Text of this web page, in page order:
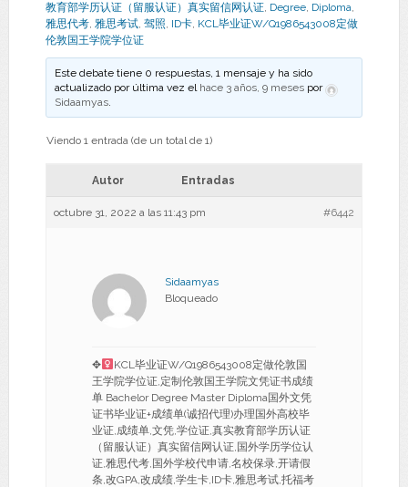
教育部学历认证（留服认证）真实留信网认证, Degree, Diploma,
雅思代考, 雅思考试, 驾照, ID卡, KCL毕业证W/Q1986543008定做
伦敦国王学院学位证
Este debate tiene 0 respuestas, 1 mensaje y ha sido
actualizado por última vez el hace 3 años, 9 meses por
Sidaamyas.
Viendo 1 entrada (de un total de 1)
Autor Entradas
octubre 31, 2022 a las 11:43 pm #6442
Sidaamyas
Bloqueado
✥
KCL毕业证W/Q1986543008定做伦敦国
王学院学位证,定制伦敦国王学院文凭证书成绩
单 Bachelor Degree Master Diploma国外文凭
证书毕业证+成绩单(诚招代理)办理国外高校毕
业证,成绩单,文凭,学位证,真实教育部学历认证
（留服认证）真实留信网认证,国外学历学位认
证,雅思代考,国外学校代申请,名校保录,开请假
条,改GPA,改成绩,学生卡,ID卡,雅思考试,托福考